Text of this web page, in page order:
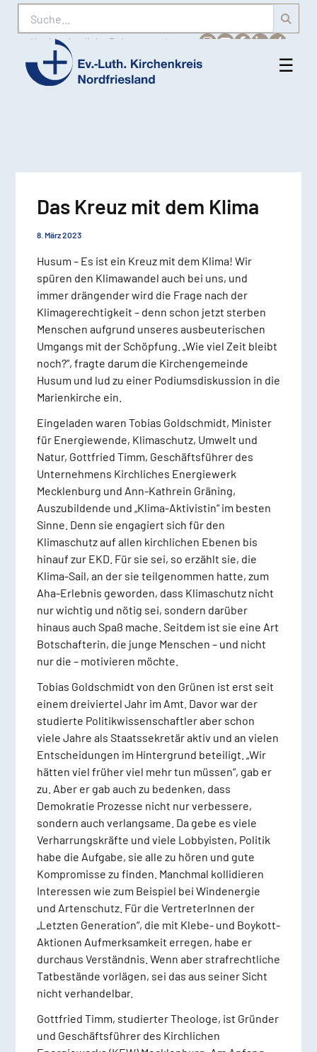
Suche
Karriere Amtliche Bekanntmachungen
Ev.-
☰
Das Kreuz mit dem Klima
8. März 2023
Husum – Es ist ein Kreuz mit dem Klima! Wir
spüren den Klimawandel auch bei uns, und
immer drängender wird die Frage nach der
Klimagerechtigkeit – denn schon jetzt sterben
Menschen aufgrund unseres ausbeuterischen
Umgangs mit der Schöpfung. „Wie viel Zeit bleibt
noch?“, fragte darum die Kirchengemeinde
Husum und lud zu einer Podiumsdiskussion in die
Marienkirche ein.
Eingeladen waren Tobias Goldschmidt, Minister
für Energiewende, Klimaschutz, Umwelt und
Natur, Gottfried Timm, Geschäftsführer des
Unternehmens Kirchliches Energiewerk
Mecklenburg und Ann-Kathrein Gräning,
Auszubildende und „Klima-Aktivistin“ im besten
Sinne. Denn sie engagiert sich für den
Klimaschutz auf allen kirchlichen Ebenen bis
hinauf zur EKD. Für sie sei, so erzählt sie, die
Klima-Sail, an der sie teilgenommen hatte, zum
Aha-Erlebnis geworden, dass Klimaschutz nicht
nur wichtig und nötig sei, sondern darüber
hinaus auch Spaß mache. Seitdem ist sie eine Art
Botschafterin, die junge Menschen – und nicht
nur die – motivieren möchte.
Tobias Goldschmidt von den Grünen ist erst seit
einem dreiviertel Jahr im Amt. Davor war der
studierte Politikwissenschaftler aber schon
viele Jahre als Staatssekretär aktiv und an vielen
Entscheidungen im Hintergrund beteiligt. „Wir
hätten viel früher viel mehr tun müssen“, gab er
zu. Aber er gab auch zu bedenken, dass
Demokratie Prozesse nicht nur verbessere,
sondern auch verlangsame. Da gebe es viele
Verharrungskräfte und viele Lobbyisten, Politik
habe die Aufgabe, sie alle zu hören und gute
Kompromisse zu finden. Manchmal kollidieren
Interessen wie zum Beispiel bei Windenergie
und Artenschutz. Für die VertreterInnen der
„Letzten Generation“, die mit Klebe- und Boykott-
Aktionen Aufmerksamkeit erregen, habe er
durchaus Verständnis. Wenn aber strafrechtliche
Tatbestände vorlägen, sei das aus seiner Sicht
nicht verhandelbar.
Gottfried Timm, studierter Theologe, ist Gründer
und Geschäftsführer des Kirchlichen